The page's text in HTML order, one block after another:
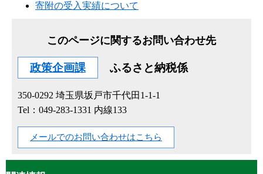
寄附の受入実績について
このページに関するお問い合わせ先
政策企画課 ふるさと納税係
350-0292 埼玉県坂戸市千代田1-1-1
Tel：049-283-1331 内線133
メールでのお問い合わせはこちら